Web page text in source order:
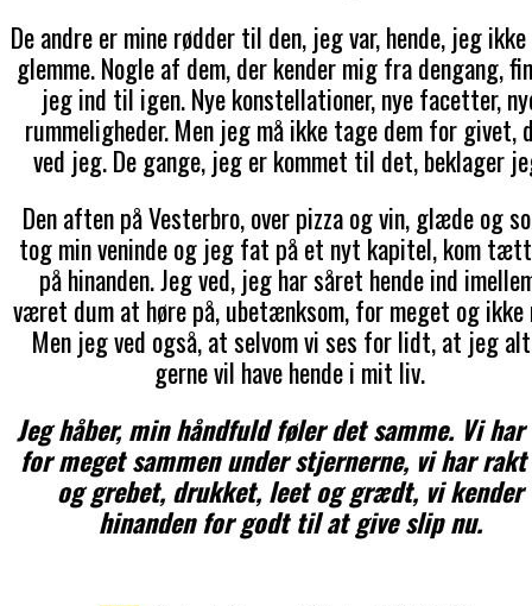
De andre er mine rødder til den, jeg var, hende, jeg
glemme. Nogle af dem, der kender mig fra dengang,
jeg ind til igen. Nye konstellationer, nye facetter,
rummeligheder. Men jeg må ikke tage dem for givet,
ved jeg. De gange, jeg er kommet til det, beklager
Den aften på Vesterbro, over pizza og vin, glæde og
tog min veninde og jeg fat på et nyt kapitel, kom
på hinanden. Jeg ved, jeg har såret hende ind
været dum at høre på, ubetænksom, for meget og ikke
Men jeg ved også, at selvom vi ses for lidt, at jeg
gerne vil have hende i mit liv.
Jeg håber, min håndfuld føler det samme. Vi har
for meget sammen under stjernerne, vi har
og grebet, drukket, leet og grædt, vi kender
hinanden for godt til at give slip nu.